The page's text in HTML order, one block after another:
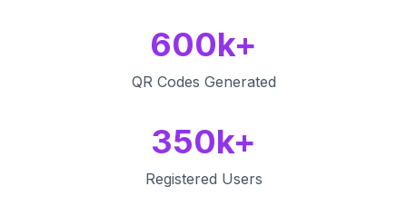
600k+
QR Codes Generated
350k+
Registered Users